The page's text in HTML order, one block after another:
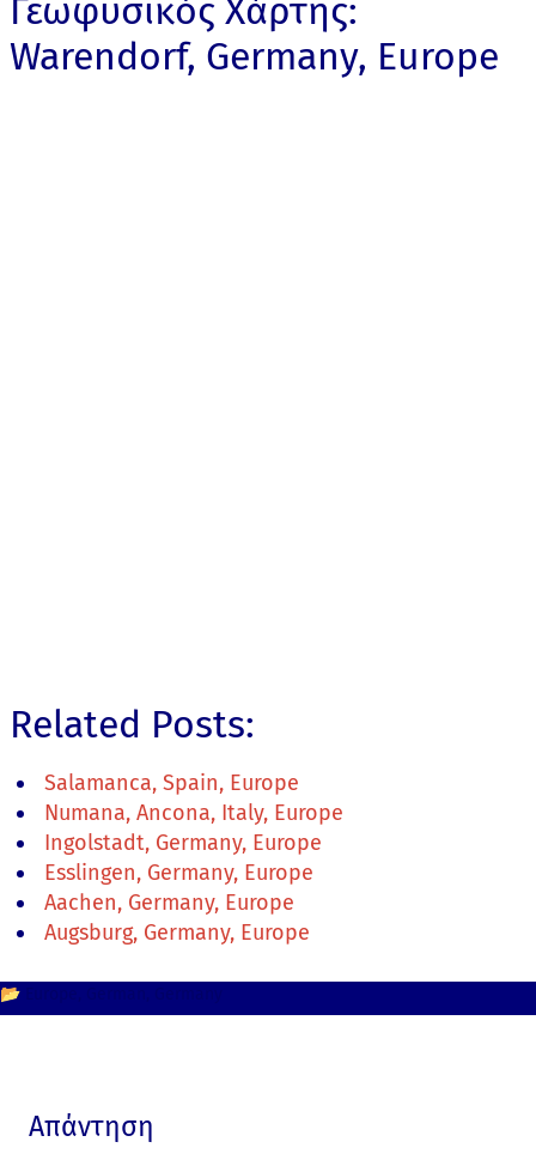
Γεωφυσικός Χάρτης:
Warendorf, Germany, Europe
Related Posts:
Salamanca, Spain, Europe
Numana, Ancona, Italy, Europe
Ingolstadt, Germany, Europe
Esslingen, Germany, Europe
Aachen, Germany, Europe
Augsburg, Germany, Europe
📂
Απάντηση